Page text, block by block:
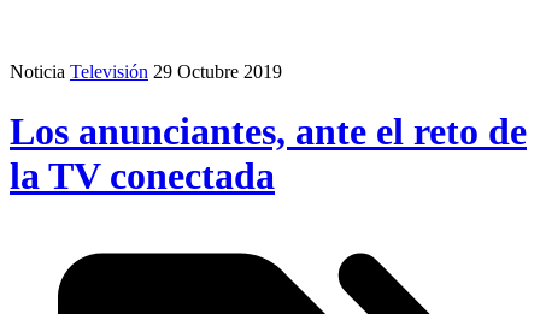
Noticia Televisión 29 Octubre 2019
Los anunciantes, ante el reto de
la TV conectada